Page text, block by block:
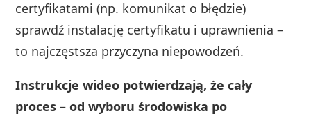
certyfikatami (np. komunikat o błędzie)
sprawdź instalację certyfikatu i uprawnienia –
to najczęstsza przyczyna niepowodzeń.
Instrukcje wideo potwierdzają, że cały
proces – od wyboru środowiska po